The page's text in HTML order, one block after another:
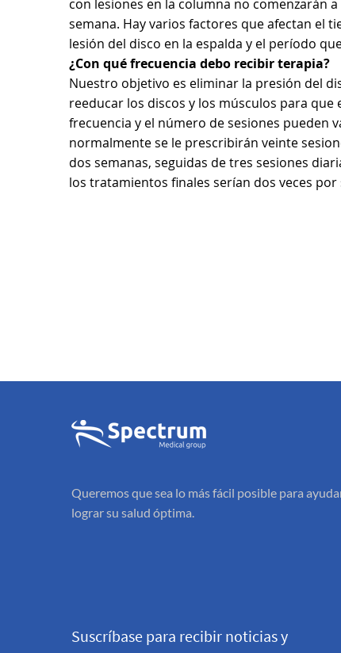
con lesiones en la columna no comenzarán
semana. Hay varios factores que afectan el
lesión del disco en la espalda y el período
¿Con qué frecuencia debo recibir terapia?
Nuestro objetivo es eliminar la presión del
reeducar los discos y los músculos para
frecuencia y el número de sesiones pueden
normalmente se le prescribirán veinte
dos semanas, seguidas de tres sesiones
los tratamientos finales serían dos veces
Queremos que sea lo más fácil posible para
lograr su salud óptima.
Suscríbase para recibir noticias y